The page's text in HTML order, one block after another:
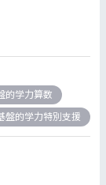
的学力算数
盤的学力特別支援